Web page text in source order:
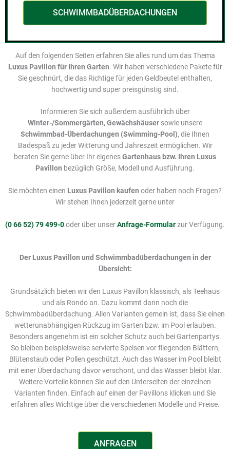
SCHWIMMBADÜBERDACHUNGEN
Auf den folgenden Seiten erfahren Sie alles rund um das Thema
Luxus Pavillon für Ihren Garten. Wir haben verschiedene Pakete für
Sie geschnürt, die das Richtige für jeden Geldbeutel enthalten,
hochwertig und super preisgünstig sind.
Informieren Sie sich außerdem ausführlich über
Winter-/Sommergärten, Gewächshäuser sowie unsere
Schwimmbad-Überdachungen (Swimming-Pool), die Ihnen
Badespaß zu jeder Witterung und Jahreszeit ermöglichen. Wir
beraten Sie gerne über Ihr eigenesGartenhaus bzw. Ihren Luxus
Pavillon bezüglich Größe, Modell und Ausführung.
Sie möchten einen Luxus Pavillon kaufen oder haben noch Fragen?
Wir stehen Ihnen jederzeit gerne unter
(0 66 52) 79 499-0oder über unserAnfrage-Formularzur Verfügung.
Der Luxus Pavillon und Schwimmbadüberdachungen in der
Übersicht:
Grundsätzlich bieten wir den Luxus Pavillon klassisch, als Teehaus
und als Rondo an. Dazu kommt dann noch die
Schwimmbadüberdachung. Allen Varianten gemein ist, dass Sie einen
wetterunabhängigen Rückzug im Garten bzw. im Pool erlauben.
Besonders angenehm ist ein solcher Schutz auch bei Gartenpartys.
So bleiben beispielsweise servierte Speisen vor fliegenden Blättern,
Blütenstaub oder Pollen geschützt. Auch das Wasser im Pool bleibt
mit einer Überdachung davor verschont, und das Wasser bleibt klar.
Weitere Vorteile können Sie auf den Unterseiten der einzelnen
Varianten finden. Einfach auf einen der Pavillons klicken und Sie
erfahren alles Wichtige über die verschiedenen Modelle und Preise.
ANFRAGEN